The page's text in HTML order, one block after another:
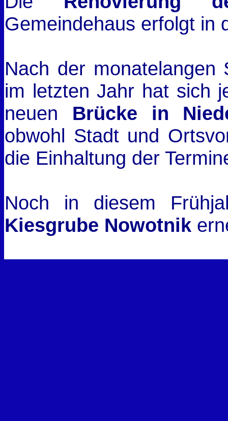
Gemeindehaus erfolgt in
Nach der monatelangen
im letzten Jahr hat sich
neuen Brücke in
obwohl Stadt und
die Einhaltung der
Noch in diesem
Kiesgrube Nowotnik